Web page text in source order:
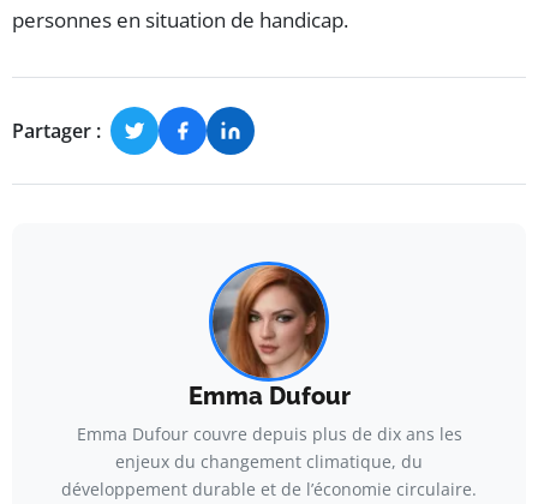
personnes en situation de handicap.
Partager :
Emma Dufour
Emma Dufour couvre depuis plus de dix ans les
enjeux du changement climatique, du
développement durable et de l’économie circulaire.